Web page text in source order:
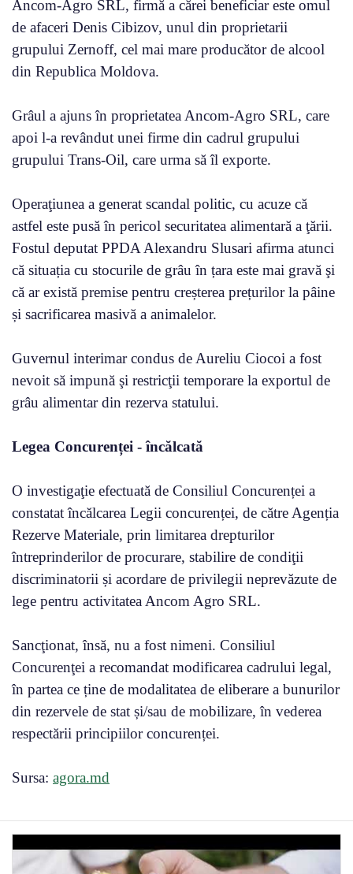
Ancom-Agro SRL, firmă a cărei beneficiar este omul
de afaceri Denis Cibizov, unul din proprietarii
grupului Zernoff, cel mai mare producător de alcool
din Republica Moldova.
Grâul a ajuns în proprietatea Ancom-Agro SRL, care
apoi l-a revândut unei firme din cadrul grupului
grupului Trans-Oil, care urma să îl exporte.
Operaţiunea a generat scandal politic, cu acuze că
astfel este pusă în pericol securitatea alimentară a ţării.
Fostul deputat PPDA Alexandru Slusari afirma atunci
că situația cu stocurile de grâu în țara este mai gravă şi
că ar există premise pentru creșterea prețurilor la pâine
și sacrificarea masivă a animalelor.
Guvernul interimar condus de Aureliu Ciocoi a fost
nevoit să impună şi restricţii temporare la exportul de
grâu alimentar din rezerva statului.
Legea Concurenței - încălcată
O investigaţie efectuată de Consiliul Concurenței a
constatat încălcarea Legii concurenței, de către Agenția
Rezerve Materiale, prin limitarea drepturilor
întreprinderilor de procurare, stabilire de condiţii
discriminatorii și acordare de privilegii neprevăzute de
lege pentru activitatea Ancom Agro SRL.
Sancţionat, însă, nu a fost nimeni. Consiliul
Concurenţei a recomandat modificarea cadrului legal,
în partea ce ține de modalitatea de eliberare a bunurilor
din rezervele de stat și/sau de mobilizare, în vederea
respectării principiilor concurenței.
Sursa: agora.md